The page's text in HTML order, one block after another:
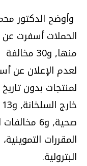
وأوضح الدكتور
الحملات أسفرت
منها, و30
لعدم الإعلان عن
لمنتجات بدون
خارج السلخانة, و13
صحية, و6 مخالفات
المقررات
البترولية.